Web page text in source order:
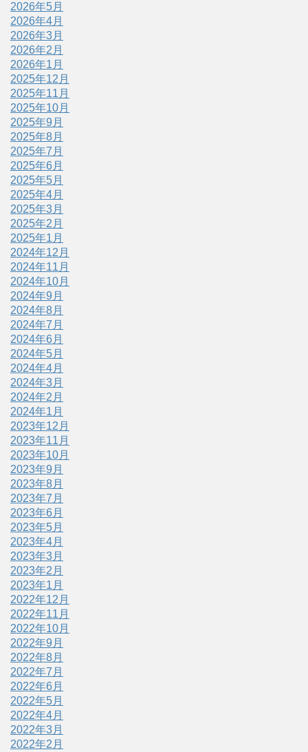
2026年5月
2026年4月
2026年3月
2026年2月
2026年1月
2025年12月
2025年11月
2025年10月
2025年9月
2025年8月
2025年7月
2025年6月
2025年5月
2025年4月
2025年3月
2025年2月
2025年1月
2024年12月
2024年11月
2024年10月
2024年9月
2024年8月
2024年7月
2024年6月
2024年5月
2024年4月
2024年3月
2024年2月
2024年1月
2023年12月
2023年11月
2023年10月
2023年9月
2023年8月
2023年7月
2023年6月
2023年5月
2023年4月
2023年3月
2023年2月
2023年1月
2022年12月
2022年11月
2022年10月
2022年9月
2022年8月
2022年7月
2022年6月
2022年5月
2022年4月
2022年3月
2022年2月